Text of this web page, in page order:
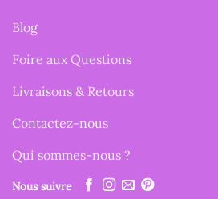
Blog
Foire aux Questions
Livraisons & Retours
Contactez-nous
Qui sommes-nous ?
Nous suivre